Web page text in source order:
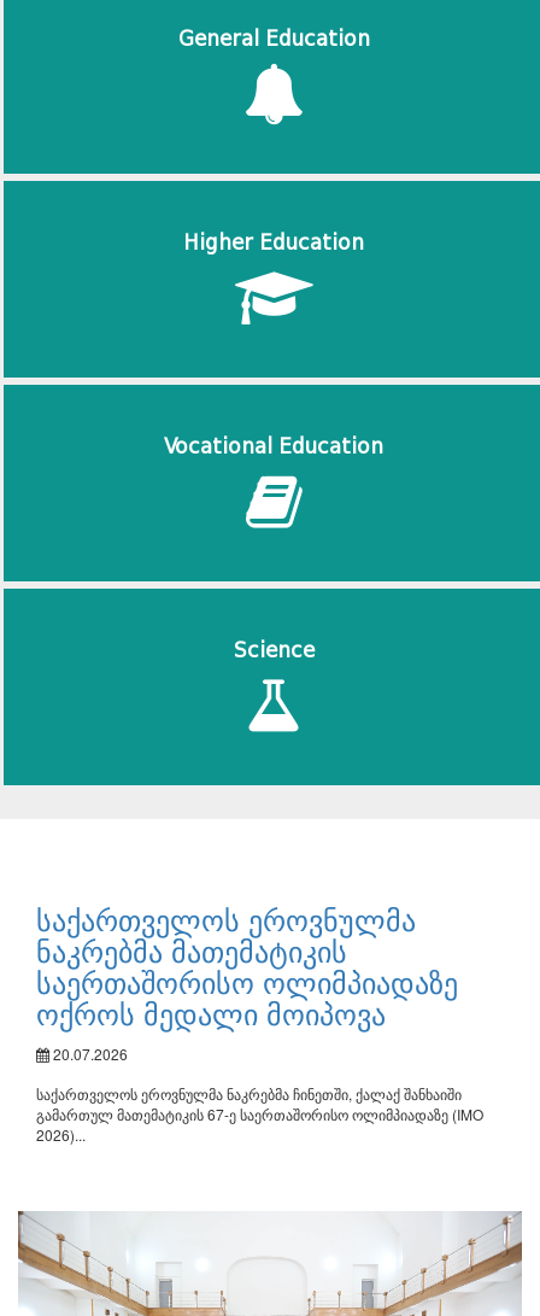
General Education
Higher Education
Vocational Education
Science
საქართველოს ეროვნულმა
ნაკრებმა მათემატიკის
საერთაშორისო ოლიმპიადაზე
ოქროს მედალი მოიპოვა
20.07.2026
საქართველოს ეროვნულმა ნაკრებმა ჩინეთში, ქალაქ შანხაიში
გამართულ მათემატიკის 67-ე საერთაშორისო ოლიმპიადაზე (IMO
2026)...